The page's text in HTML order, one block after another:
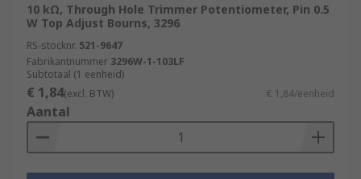
10 kΩ, Through Hole Trimmer Potentiometer, Pin 0.5
W Top Adjust Bourns, 3296
RS-stocknr. 521-9647
Fabrikantnummer 3296W-1-103LF
Subtotaal (1 eenheid)
€ 1,84(excl. BTW) € 1,84/eenheid
Aantal